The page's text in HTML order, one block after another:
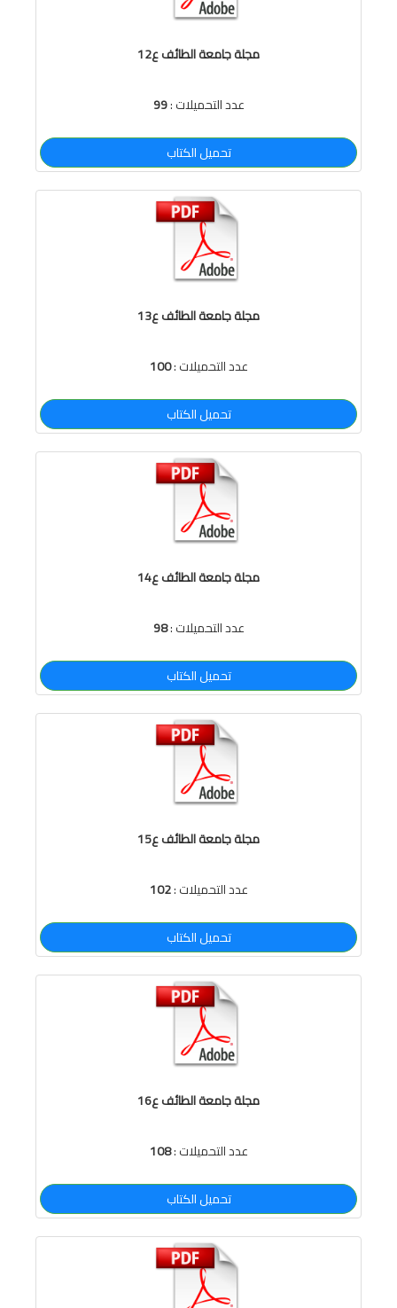
مجلة جامعة الطائف ع12
عدد التحميلات :99
تحميل الكتاب
مجلة جامعة الطائف ع13
عدد التحميلات :100
تحميل الكتاب
مجلة جامعة الطائف ع14
عدد التحميلات :98
تحميل الكتاب
مجلة جامعة الطائف ع15
عدد التحميلات :102
تحميل الكتاب
مجلة جامعة الطائف ع16
عدد التحميلات :108
تحميل الكتاب